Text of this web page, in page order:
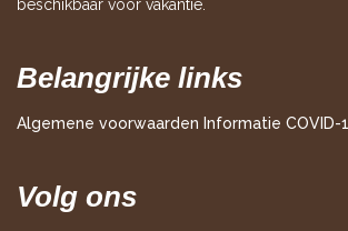
beschikbaar voor vakantie.
Belangrijke links
Algemene voorwaarden Informatie COVID-
Volg ons